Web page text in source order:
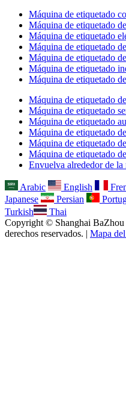
Máquina de etiquetado
Máquina de etiquetado
Máquina de etiquetado
Máquina de etiquetado
Máquina de etiquetado
Máquina de etiquetado
Máquina de etiquetado
Máquina de etiquetado
Máquina de etiquetado
Máquina de etiquetado
Máquina de etiquetado
Máquina de etiquetado
Máquina de etiquetado
Envuelva alrededor de la
Arabic English
Japanese
Persian
Turkish
Thai
Copyright © Shanghai
derechos reservados. | Mapa